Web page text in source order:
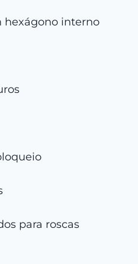
hexágono interno
para roscas